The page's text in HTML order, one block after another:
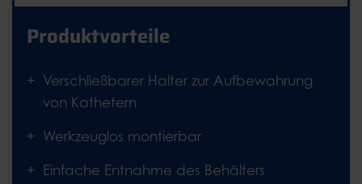
Produktvorteile
Verschließbarer Halter zur Aufbewahrung
von Kathetern
Werkzeuglos montierbar
Einfache Entnahme des Behälters